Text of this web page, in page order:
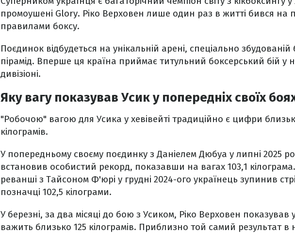
промоушені Glory. Ріко Верховен лише один раз в житті бився на
правилами боксу.
Поєдинок відбудеться на унікальній арені, спеціально збудованій
пірамід. Вперше ця країна приймає титульний боксерський бій у
дивізіоні.
Яку вагу показував Усик у попередніх своїх
"Робочою" вагою для Усика у хевівейті традиційно є цифри
кілограмів.
У попередньому своєму поєдинку з Даніелем Дюбуа у липні 2025
встановив особистий рекорд, показавши на вагах 103,1
реванші з Тайсоном Ф'юрі у грудні 2024-ого українець зупинив
позначці 102,5 кілограми.
У березні, за два місяці до бою з Усиком, Ріко Верховен
важить близько 125 кілограмів. Приблизно той самий результат в